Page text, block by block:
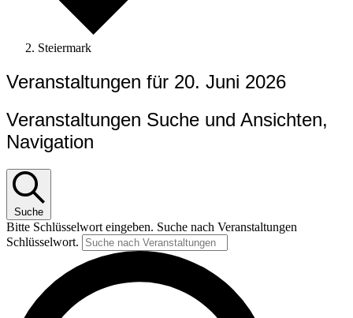
Steiermark
Veranstaltungen für 20. Juni 2026
Veranstaltungen Suche und Ansichten,
Navigation
Suche
Bitte Schlüsselwort eingeben. Suche nach Veranstaltungen
Schlüsselwort.